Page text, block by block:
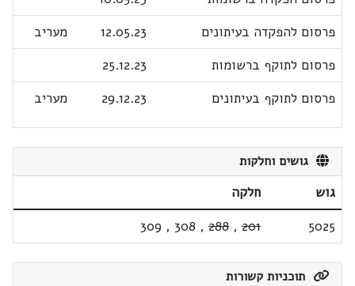
פרסום להפקדה בעיתונים
12.05.23
מעריב
פרסום לתוקף ברשומות
25.12.23
פרסום לתוקף בעיתונים
29.12.23 מעריב
גושים וחלקות
גוש
חלקה
5025
201
,
288
,
308
,
309
תוכניות קשורות